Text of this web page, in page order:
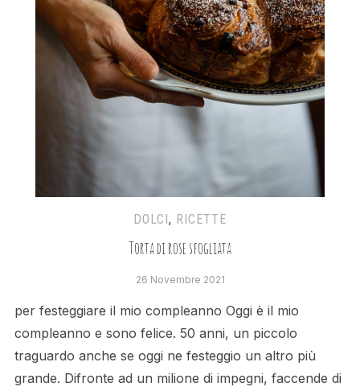
DOLCI, RICETTE
Torta di rose sfogliata
26 Novembre 2021
per festeggiare il mio compleanno Oggi è il mio
compleanno e sono felice. 50 anni, un piccolo
traguardo anche se oggi ne festeggio un altro più
grande. Difronte ad un milione di impegni, faccende di